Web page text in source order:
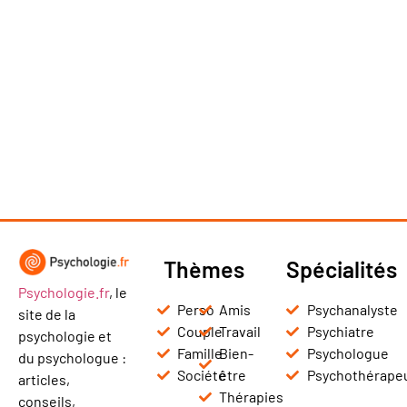
Psychologie.fr, le
site de la
psychologie et
du psychologue :
articles,
conseils,
Thèmes
Perso
Couple
Famille
Société
Amis
Travail
Bien-
être
Thérapies
Spécialités
Psychanalyste
Psychiatre
Psychologue